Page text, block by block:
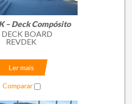
– Deck Compósito
DECK BOARD
REVDEK
Ler mais
Comparar